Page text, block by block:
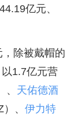
亿元、
除被戴帽的
以1.7亿元营
、 天佑德酒
、 伊力特